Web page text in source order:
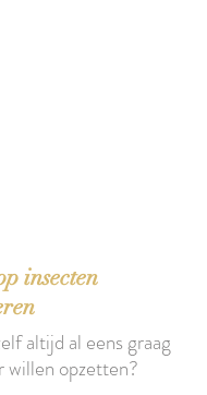
insecten
altijd al eens graag
willen opzetten?